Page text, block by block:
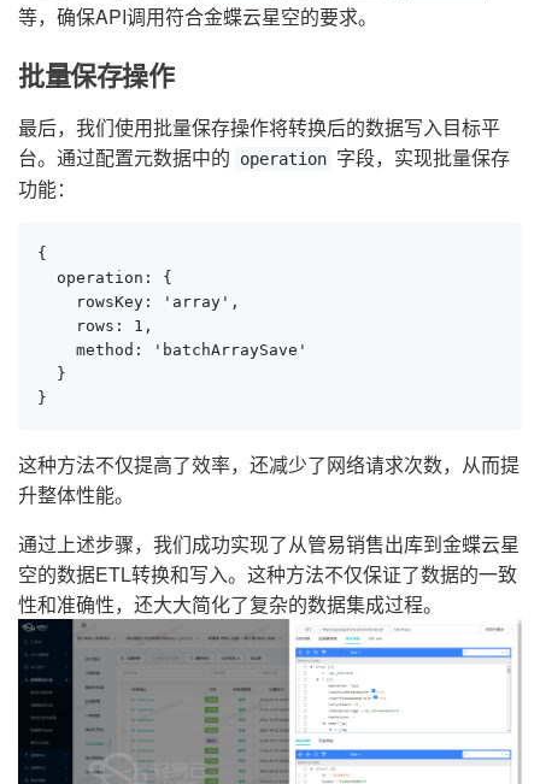
等，确保API调用符合金蝶云星空的要求。
批量保存操作
最后，我们使用批量保存操作将转换后的数据写入目标平
台。通过配置元数据中的
operation 字段，实现批量保存
功能：
{
  operation: {
    rowsKey: 'array',
    rows: 1,
    method: 'batchArraySave'
  }
}
这种方法不仅提高了效率，还减少了网络请求次数，从而提
升整体性能。
通过上述步骤，我们成功实现了从管易销售出库到金蝶云星
空的数据ETL转换和写入。这种方法不仅保证了数据的一致
性和准确性，还大大简化了复杂的数据集成过程。